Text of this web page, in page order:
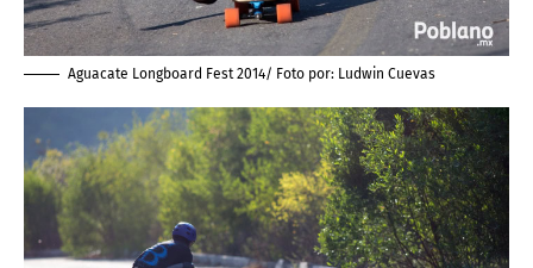
Aguacate Longboard Fest 2014/ Foto por: Ludwin Cuevas